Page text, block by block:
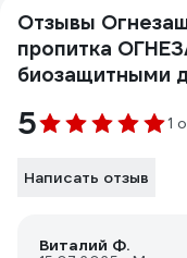
Отзывы
пропитка
биозащитными
5 1
Написать отзыв
Виталий Ф.